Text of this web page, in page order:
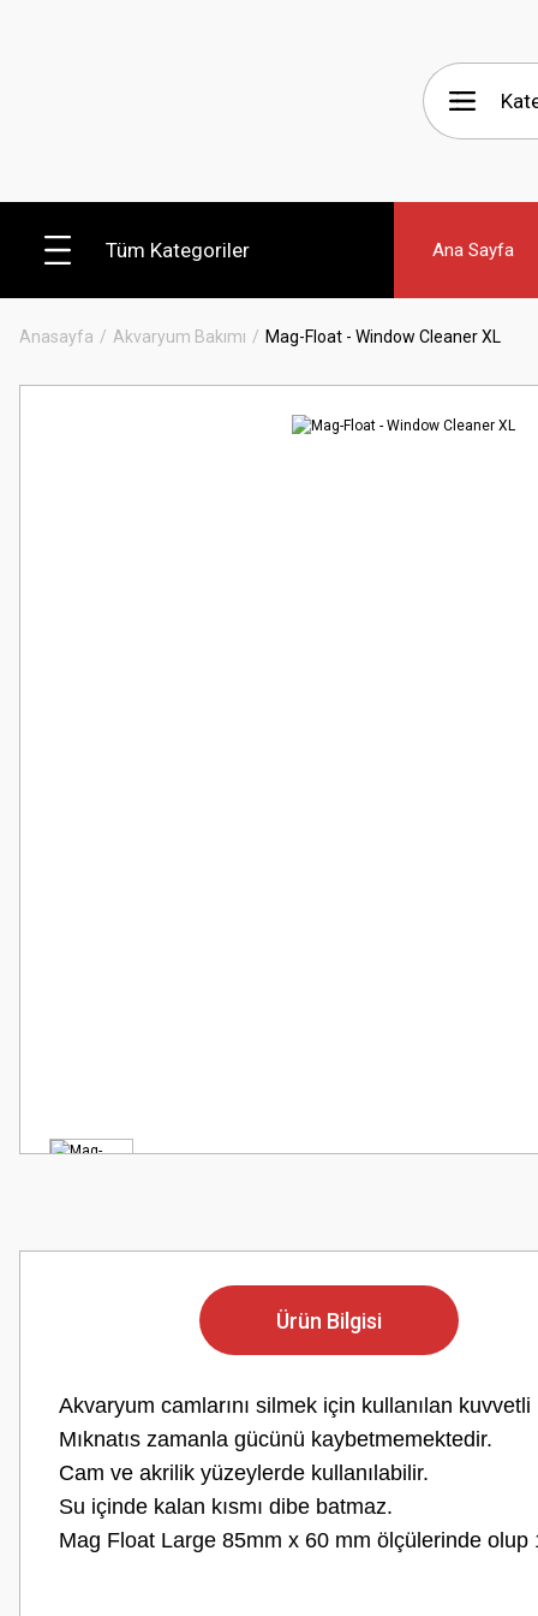
Tüm Kategoriler Ana Sayfa
Anasayfa Akvaryum Bakımı Mag-Float - Window Cleaner XL
Ürün Bilgisi
Akvaryum camlarını silmek için kullanılan kuvvetli
Mıknatıs zamanla gücünü kaybetmemektedir.
Cam ve akrilik yüzeylerde kullanılabilir.
Su içinde kalan kısmı dibe batmaz.
Mag Float Large 85mm x 60 mm ölçülerinde olup